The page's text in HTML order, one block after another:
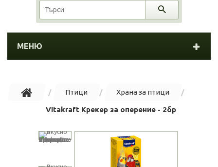
МЕНЮ
Птици Храна за птици
Vitakraft Крекер за оперение - 2бр